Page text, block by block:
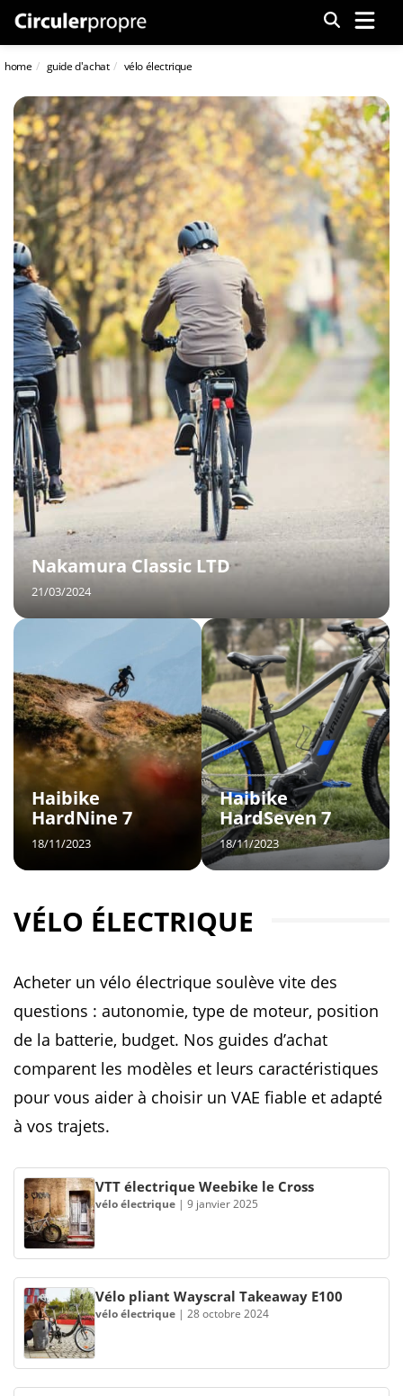
Menu
home guide d'achat vélo électrique
Nakamura Classic LTD
21/03/2024
Haibike
HardNine 7
18/11/2023
Haibike
HardSeven 7
18/11/2023
VÉLO ÉLECTRIQUE
Acheter un vélo électrique soulève vite des
questions : autonomie, type de moteur, position
de la batterie, budget. Nos guides d’achat
comparent les modèles et leurs caractéristiques
pour vous aider à choisir un VAE fiable et adapté
à vos trajets.
VTT électrique Weebike le Cross
vélo électrique | 9 janvier 2025
Vélo pliant Wayscral Takeaway E100
vélo électrique | 28 octobre 2024